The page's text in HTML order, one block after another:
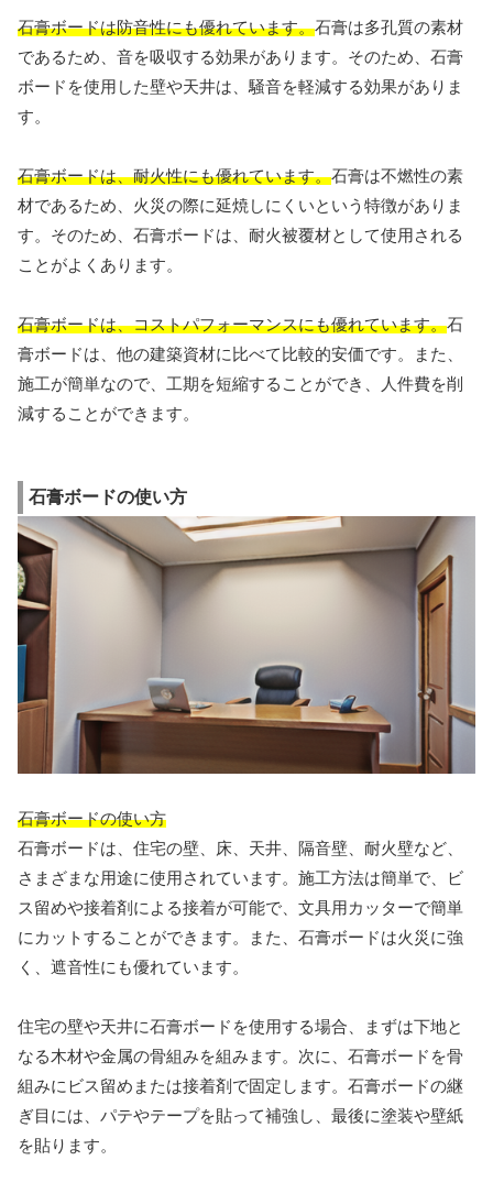
石膏ボードは防音性にも優れています。石膏は多孔質の素材
であるため、音を吸収する効果があります。そのため、石膏
ボードを使用した壁や天井は、騒音を軽減する効果がありま
す。
石膏ボードは、耐火性にも優れています。石膏は不燃性の素
材であるため、火災の際に延焼しにくいという特徴がありま
す。そのため、石膏ボードは、耐火被覆材として使用される
ことがよくあります。
石膏ボードは、コストパフォーマンスにも優れています。石
膏ボードは、他の建築資材に比べて比較的安価です。また、
施工が簡単なので、工期を短縮することができ、人件費を削
減することができます。
石膏ボードの使い方
石膏ボードの使い方
石膏ボードは、住宅の壁、床、天井、隔音壁、耐火壁など、
さまざまな用途に使用されています。施工方法は簡単で、ビ
ス留めや接着剤による接着が可能で、文具用カッターで簡単
にカットすることができます。また、石膏ボードは火災に強
く、遮音性にも優れています。
住宅の壁や天井に石膏ボードを使用する場合、まずは下地と
なる木材や金属の骨組みを組みます。次に、石膏ボードを骨
組みにビス留めまたは接着剤で固定します。石膏ボードの継
ぎ目には、パテやテープを貼って補強し、最後に塗装や壁紙
を貼ります。